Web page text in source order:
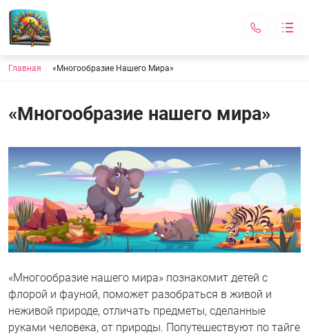
Волшебный теремок
Абонементы
Курсы
Контакты
Записаться
г. Санкт-Петербург, ул. Заречная, д. 33, строение 1
График работы:
Пн-Пт с 16:30 до 20:00
Сб - Мастер-классы
+7 (905) 202-20-22
Строка навигации
Главная «Многообразие Нашего Мира»
«Многообразие нашего мира»
«Многообразие нашего мира» познакомит детей с
флорой и фауной, поможет разобраться в живой и
неживой природе, отличать предметы, сделанные
руками человека, от природы. Попутешествуют по тайге